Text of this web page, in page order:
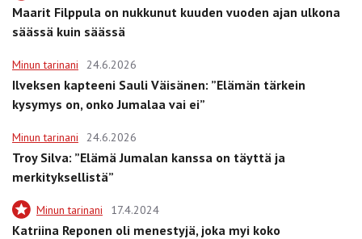
Maarit Filppula on nukkunut kuuden vuoden ajan ulkona
säässä kuin säässä
Minun tarinani 24.6.2026
Ilveksen kapteeni Sauli Väisänen: ”Elämän tärkein
kysymys on, onko Jumalaa vai ei”
Minun tarinani 24.6.2026
Troy Silva: ”Elämä Jumalan kanssa on täyttä ja
merkityksellistä”
Minun tarinani 17.4.2024
Katriina Reponen oli menestyjä, joka myi koko